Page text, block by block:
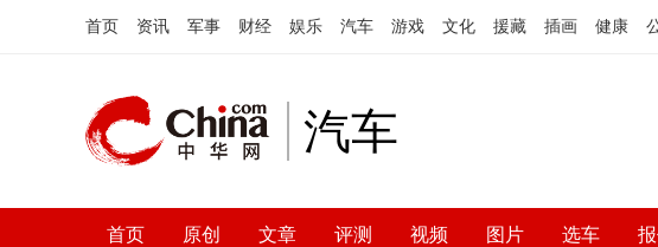
首页 资讯 军事 财经 娱乐 汽车 游戏 文化 援藏 插画 健康
汽车
首页 原创 文章 评测 视频 图片 选车